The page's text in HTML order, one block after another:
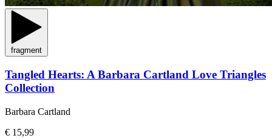
fragment
Tangled Hearts: A Barbara Cartland Love Triangles
Collection
Barbara Cartland
€ 15,99